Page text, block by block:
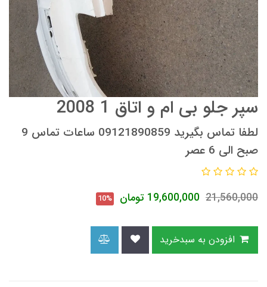
سپر جلو بی ام و اتاق 1 2008
لطفا تماس بگیرید 09121890859 ساعات تماس 9
صبح الی 6 عصر
21,560,000
19,600,000 تومان 10%